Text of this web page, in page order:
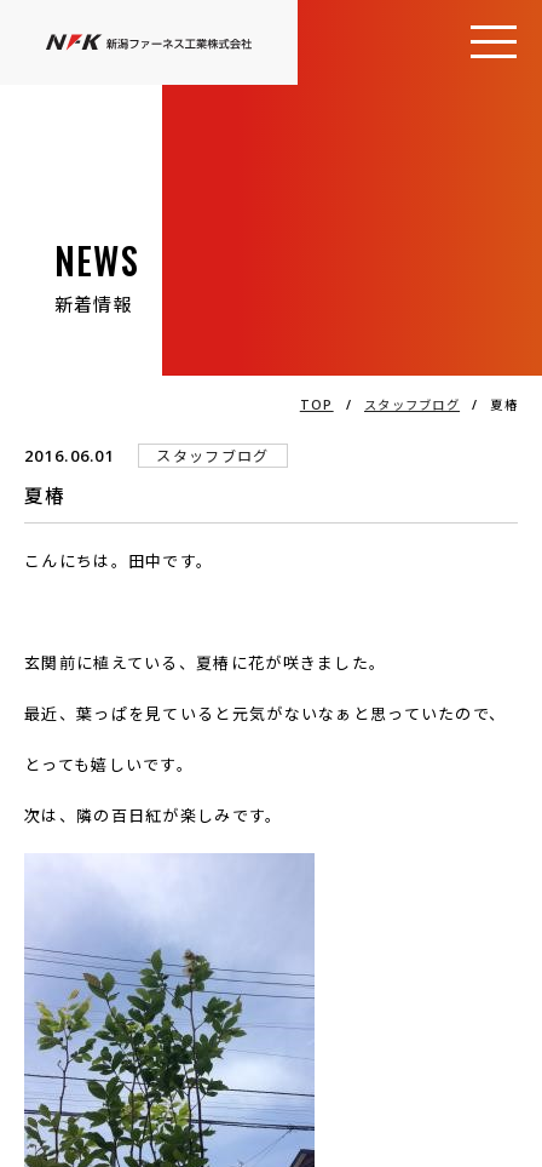
NEWS
新着情報
TOP / スタッフブログ / 夏椿
2016.06.01 スタッフブログ
夏椿
こんにちは。田中です。
玄関前に植えている、夏椿に花が咲きました。
最近、葉っぱを見ていると元気がないなぁと思っていたので、
とっても嬉しいです。
次は、隣の百日紅が楽しみです。